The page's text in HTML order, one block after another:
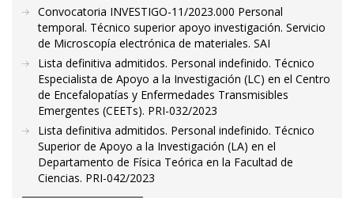
Convocatoria INVESTIGO-11/2023.000 Personal
temporal. Técnico superior apoyo investigación. Servicio
de Microscopía electrónica de materiales. SAI
Lista definitiva admitidos. Personal indefinido. Técnico
Especialista de Apoyo a la Investigación (LC) en el Centro
de Encefalopatías y Enfermedades Transmisibles
Emergentes (CEETs). PRI-032/2023
Lista definitiva admitidos. Personal indefinido. Técnico
Superior de Apoyo a la Investigación (LA) en el
Departamento de Física Teórica en la Facultad de
Ciencias. PRI-042/2023